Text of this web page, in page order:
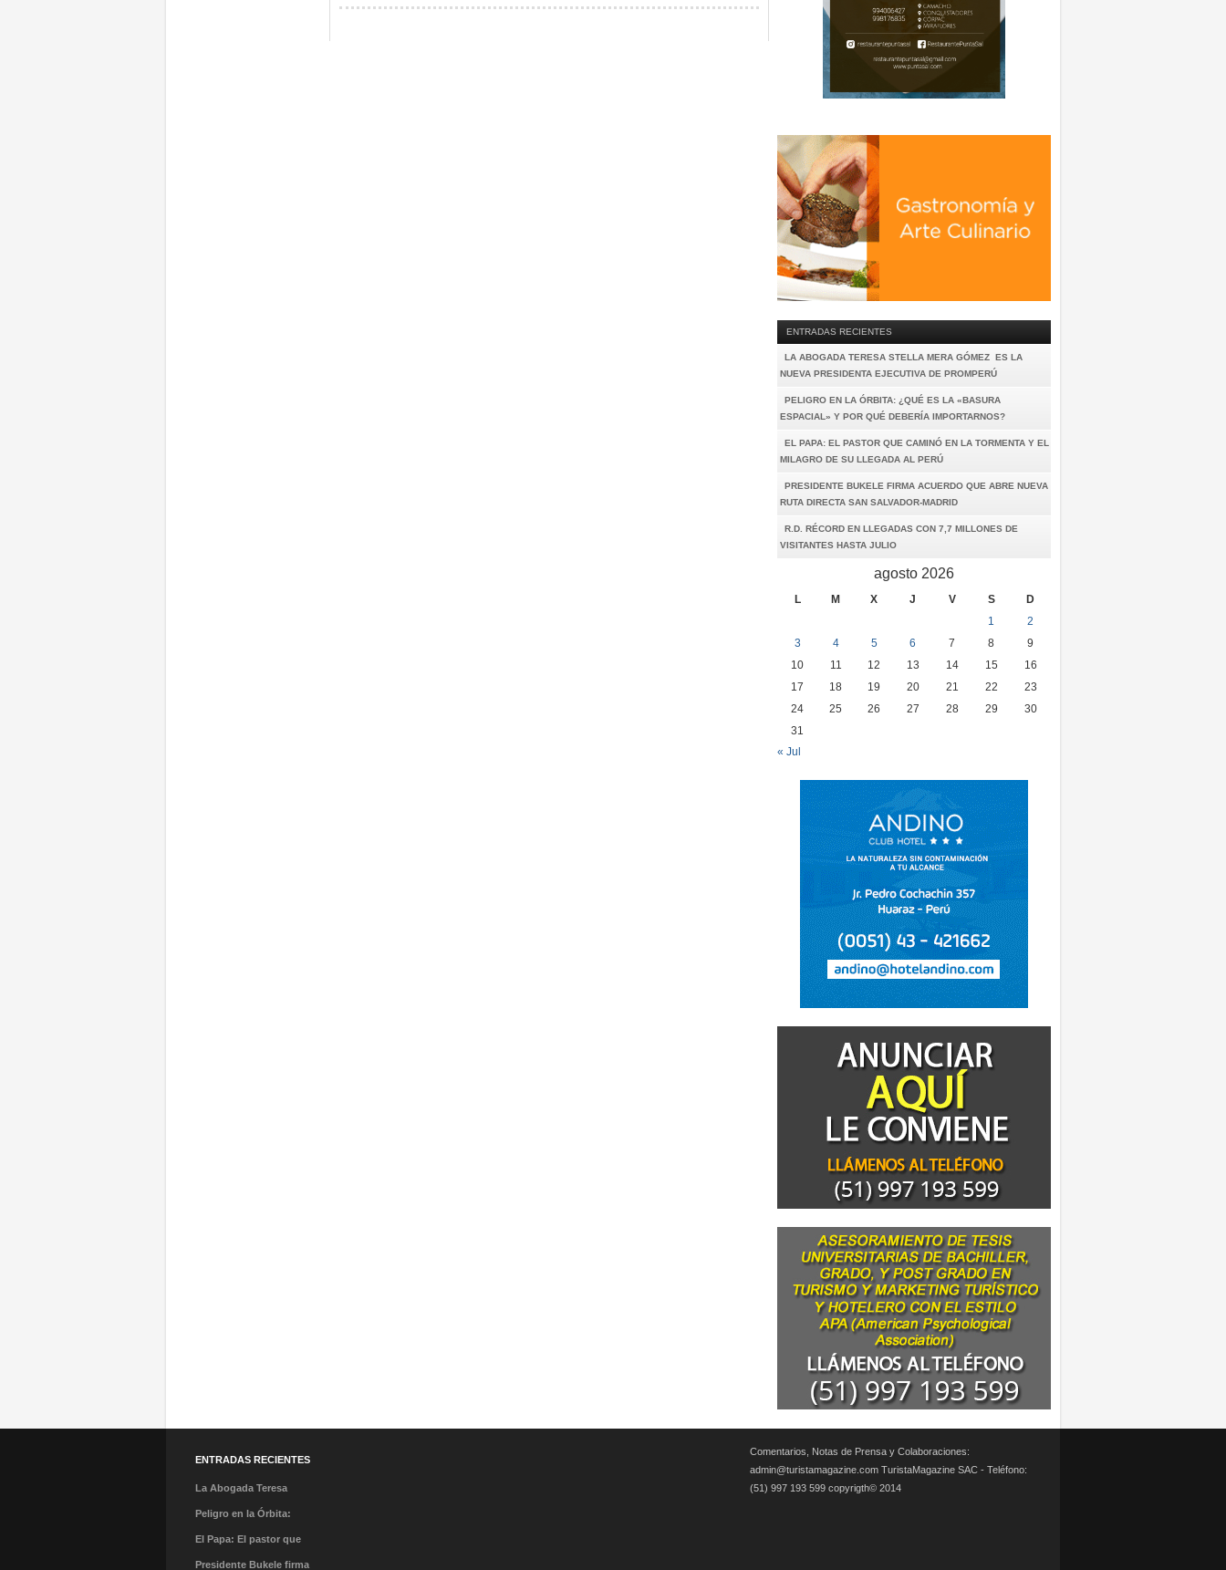
ENTRADAS RECIENTES
LA ABOGADA TERESA STELLA MERA GÓMEZ ES LA
NUEVA PRESIDENTA EJECUTIVA DE PROMPERÚ
PELIGRO EN LA ÓRBITA: ¿QUÉ ES LA «BASURA
ESPACIAL» Y POR QUÉ DEBERÍA IMPORTARNOS?
EL PAPA: EL PASTOR QUE CAMINÓ EN LA TORMENTA Y EL
MILAGRO DE SU LLEGADA AL PERÚ
PRESIDENTE BUKELE FIRMA ACUERDO QUE ABRE NUEVA
RUTA DIRECTA SAN SALVADOR-MADRID
R.D. RÉCORD EN LLEGADAS CON 7,7 MILLONES DE
VISITANTES HASTA JULIO
agosto 2026
L M X J V S
D
1
2
3
4 5 6 7 8
9
10
11 12 13 14 15
16
17
18 19 20 21 22
23
24
25 26 27 28 29
30
31
« Jul
ENTRADAS RECIENTES
La Abogada Teresa
Stella Mera Gómez es la
Peligro en la Órbita:
¿Qué es la «Basura
El Papa: El pastor que
caminó en la tormenta y
Presidente Bukele firma
Comentarios, Notas de Prensa y Colaboraciones:
admin@turistamagazine.com TuristaMagazine SAC - Teléfono:
(51) 997 193 599 copyrigth© 2014